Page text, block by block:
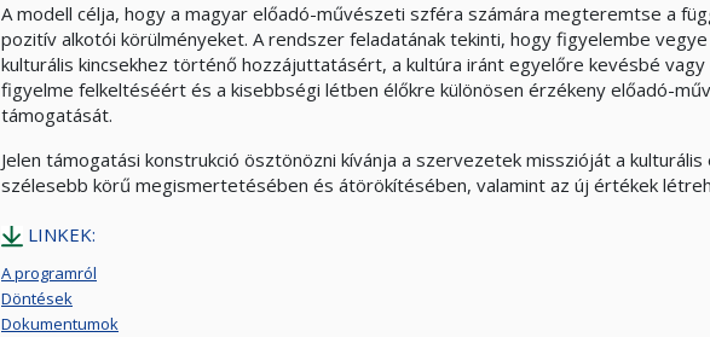
A modell célja, hogy a magyar előadó-művészeti szféra számára megteremtse a
pozitív alkotói körülményeket. A rendszer feladatának tekinti, hogy figyelembe
kulturális kincsekhez történő hozzájuttatásért, a kultúra iránt egyelőre kevésbé
figyelme felkeltéséért és a kisebbségi létben élőkre különösen érzékeny előadó-
támogatását.
Jelen támogatási konstrukció ösztönözni kívánja a szervezetek misszióját a
szélesebb körű megismertetésében és átörökítésében, valamint az új értékek
LINKEK:
A programról
Döntések
Dokumentumok